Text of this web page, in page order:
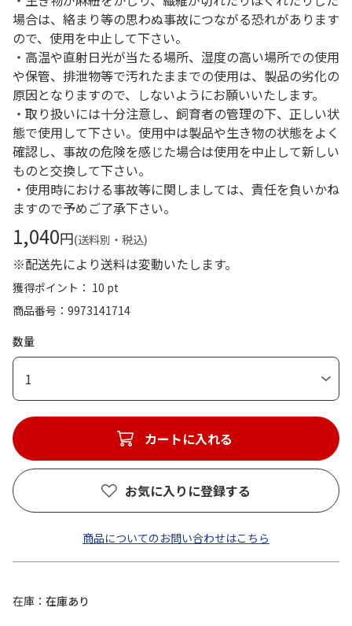
場合は、絡まり等の思わぬ事故につながる恐れがあります
ので、使用を中止して下さい。
・高温や直射日光が当たる場所、湿度の高い場所での使用
や保管、排泄物等で汚れたままでの使用は、製品の劣化の
原因となりますので、しないようにお願いいたします。
・取り扱いには十分注意し、飼育者の管理の下、正しい状
態で使用して下さい。使用中は製品や生き物の状態をよく
確認し、事故の危険を感じた場合は使用を中止して新しい
ものと交換して下さい。
・使用時における事故等に関しましては、責任を負いかね
ますので予めご了承下さい。
1,040円(送料別・税込)
※配送先により送料は変動いたします。
獲得ポイント： 10 pt
商品番号
9973141714
数量
1
カートに入れる
お気に入りに登録する
商品についてのお問い合わせはこちら
在庫
在庫あり